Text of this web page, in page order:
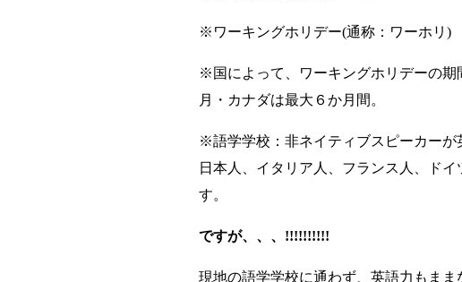
※ワーキングホリデー(通称：ワーホリ
※国によって、ワーキングホリデーの期
月・カナダは最大６か月間。
※語学学校：非ネイティブスピーカーが
日本人、イタリア人、フランス人、ド
す。
ですが、、、!!!!!!!!!!
現地の語学学校に通わず、英語力もま